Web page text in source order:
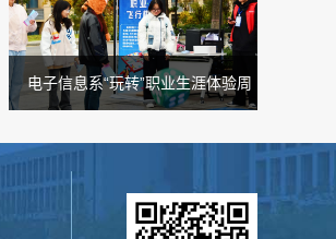
电子信息系“玩转”职业生涯体验周